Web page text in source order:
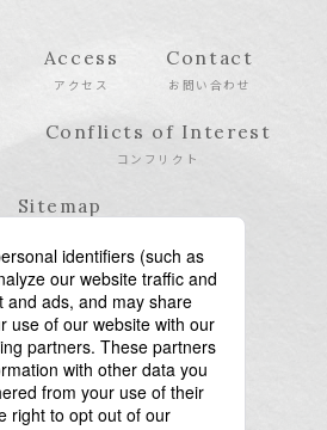
Access
アクセス
Contact
お問い合わせ
Conflicts of Interest
コンフリクト
Sitemap